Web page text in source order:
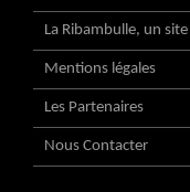
La Ribambulle, un site
Mentions légales
Les Partenaires
Nous Contacter